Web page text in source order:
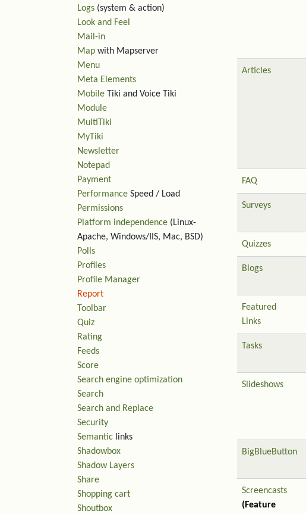
Articles
FAQ
Surveys
Quizzes
Blogs
Featured
Links
Tasks
Slideshows
BigBlueButton
Screencasts
(Feature
Logs (system & action)
Look and Feel
Mail-in
Map with Mapserver
Menu
Meta Elements
Mobile Tiki and Voice Tiki
Module
MultiTiki
MyTiki
Newsletter
Notepad
Payment
Performance Speed / Load
Permissions
Platform independence (Linux-
Apache, Windows/IIS, Mac, BSD)
Polls
Profiles
Profile Manager
Report
Toolbar
Quiz
Rating
Feeds
Score
Search engine optimization
Search
Search and Replace
Security
Semantic links
Shadowbox
Shadow Layers
Share
Shopping cart
Shoutbox